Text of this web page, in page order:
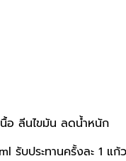
นื้อ ลีนไขมัน ลดน้ำหนัก
รับประทานครั้งละ 1 แก้ว